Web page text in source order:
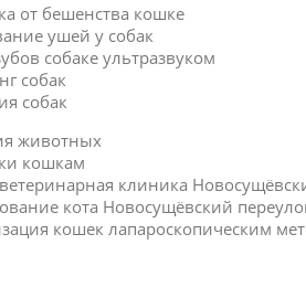
от бешенства кошке
ушей у собак
собаке ультразвуком
собак
собак
животных
кошкам
клиника
кота Новосущёвский
кошек лапароскопическим